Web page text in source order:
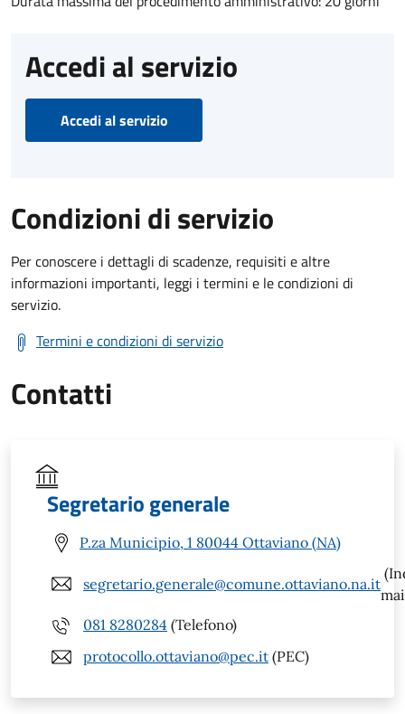
Accedi al servizio
Accedi al servizio
Condizioni di servizio
Per conoscere i dettagli di scadenze, requisiti e altre
informazioni importanti, leggi i termini e le condizioni di
servizio.
Termini e condizioni di servizio
Contatti
Segretario generale
P.za Municipio, 1 80044 Ottaviano (NA)
segretario.generale@comune.ottaviano.na.it
081 8280284 (Telefono)
protocollo.ottaviano@pec.it (PEC)